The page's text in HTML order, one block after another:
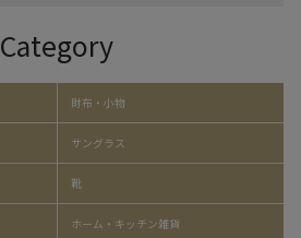
Category
財布・小物
サングラス
靴
ホーム・キッチン雑貨